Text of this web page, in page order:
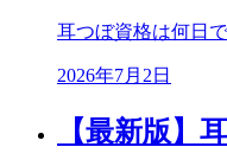
耳つぼ資格は何日
2026年7月2日
【最新版】